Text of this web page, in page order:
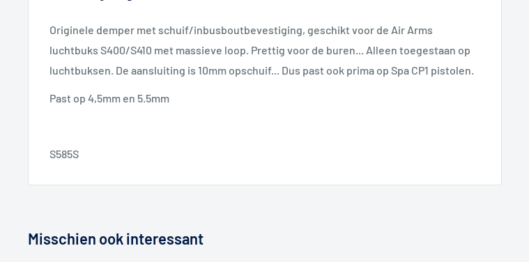
Originele demper met schuif/inbusboutbevestiging, geschikt voor de Air Arms
luchtbuks S400/S410 met massieve loop. Prettig voor de buren... Alleen toegestaan op
luchtbuksen. De aansluiting is 10mm opschuif... Dus past ook prima op Spa CP1 pistolen.
Past op 4,5mm en 5.5mm
S585S
Misschien ook interessant